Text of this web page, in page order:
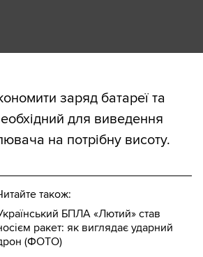
заряд батареї та
для виведення
на потрібну висоту.
також:
БПЛА «Лютий» став
ракет: як виглядає ударний
(ФОТО)